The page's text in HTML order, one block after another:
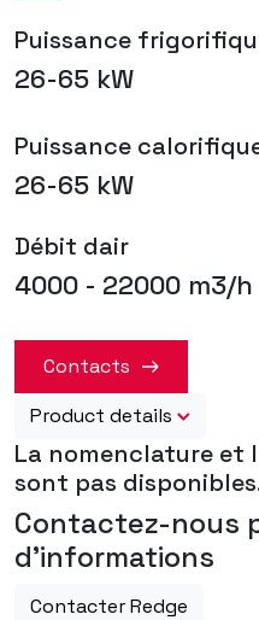
Puissance
26-65 kW
Puissance
26-65 kW
Débit dair
4000 - 22000 m3/h
Contacts
Product details
La nomenclature et
sont pas
Contactez-nous
d'informations
Contacter Redge